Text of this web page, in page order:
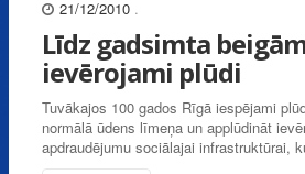
21/12/2010 .
Līdz gadsimta
ievērojami plūdi
Tuvākajos 100 gados Rīgā iespējami
normālā ūdens līmeņa un applūdināt
apdraudējumu sociālajai